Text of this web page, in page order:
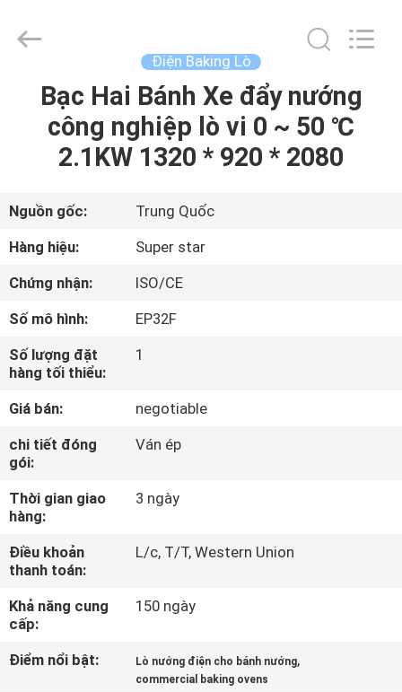
TRANG
CHỦ
SẢN
PHẨM
VỀ
CHÚNG
TÔI
THAM
QUAN
NHÀ
MÁY
KIỂM
SOÁT
Guangzhou
IMO
Điện Baking Lò
Bạc Hai Bánh Xe đẩy nướng
công nghiệp lò vi 0 ~ 50 ℃
2.1KW 1320 * 920 * 2080
Nguồn gốc:
Trung Quốc
Hàng hiệu:
Super star
Chứng nhận:
ISO/CE
Số mô hình:
EP32F
Số lượng đặt
hàng tối thiểu:
1
Giá bán:
negotiable
chi tiết đóng
gói:
Ván ép
Thời gian giao
hàng:
3 ngày
Điều khoản
thanh toán:
L/c, T/T, Western Union
Khả năng cung
cấp:
150 ngày
Điểm nổi bật: Lò nướng điện cho bánh nướng,
commercial baking ovens